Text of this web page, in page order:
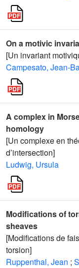
On a motivic
[Un invariant
Campesato, Jean-
A complex in
homology
[Un complexe en
d’intersection]
Ludwig, Ursula
Modifications of
sheaves
[Modifications de
torsion]
Ruppenthal, Jean ;